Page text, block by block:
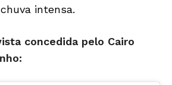
intensa.
concedida pelo Cairo